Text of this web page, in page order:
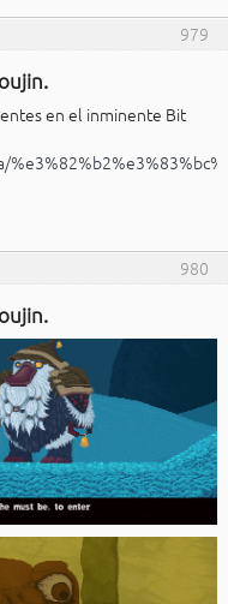
979
en el inminente Bit
980